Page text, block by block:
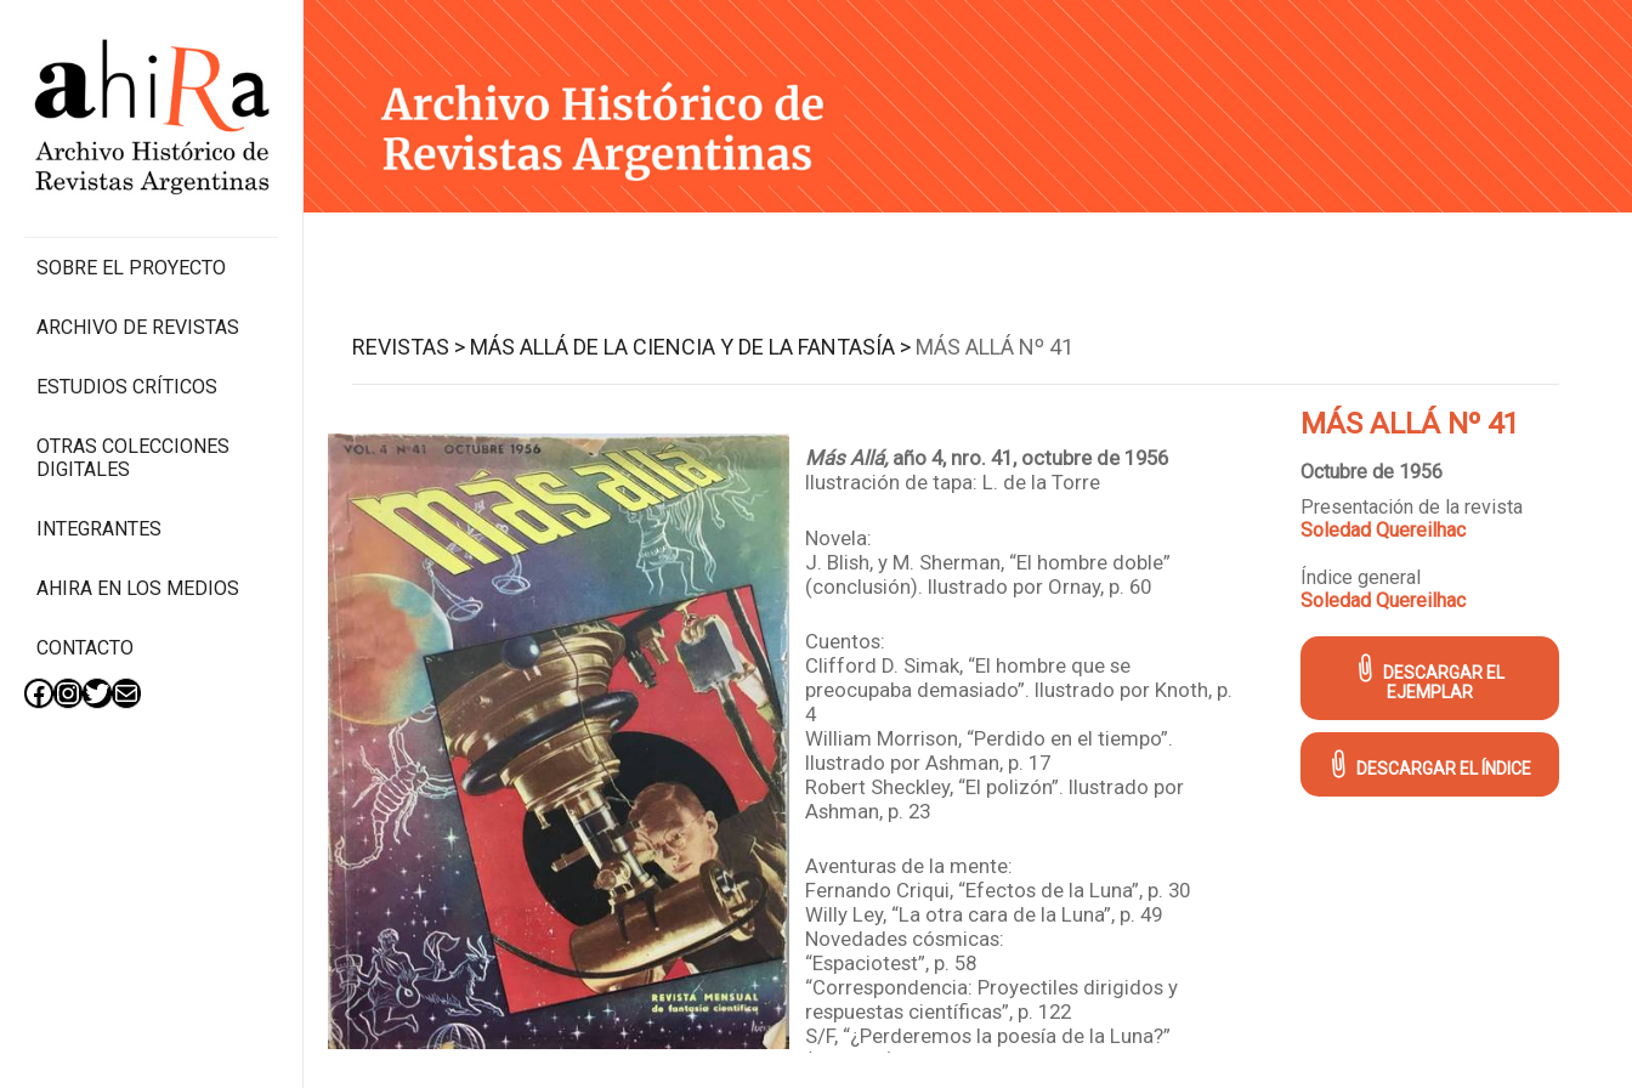
Skip
to
content
SOBRE EL PROYECTO
ARCHIVO DE REVISTAS
ESTUDIOS CRÍTICOS
OTRAS COLECCIONES
DIGITALES
INTEGRANTES
AHIRA EN LOS MEDIOS
CONTACTO
Facebook
Instagram
Twitter
Mail
REVISTAS > MÁS ALLÁ DE LA CIENCIA Y DE LA FANTASÍA > MÁS ALLÁ Nº 41
Más Allá,año 4, nro. 41, octubre de 1956
Ilustración de tapa: L. de la Torre
Novela:
J. Blish, y M. Sherman, “El hombre doble”
(conclusión). Ilustrado por Ornay, p. 60
Cuentos:
Clifford D. Simak, “El hombre que se
preocupaba demasiado”. Ilustrado por Knoth, p.
4
William Morrison, “Perdido en el tiempo”.
Ilustrado por Ashman, p. 17
Robert Sheckley, “El polizón”. Ilustrado por
Ashman, p. 23
Aventuras de la mente:
Fernando Criqui, “Efectos de la Luna”, p. 30
Willy Ley, “La otra cara de la Luna”, p. 49
Novedades cósmicas:
“Espaciotest”, p. 58
“Correspondencia: Proyectiles dirigidos y
respuestas científicas”, p. 122
S/F, “¿Perderemos la poesía de la Luna?”
(editorial), p. 2
MÁS ALLÁ Nº 41
Octubre de 1956
Presentación de la revista
Soledad Quereilhac
Índice general
Soledad Quereilhac
DESCARGAR EL
EJEMPLAR
DESCARGAR EL ÍNDICE